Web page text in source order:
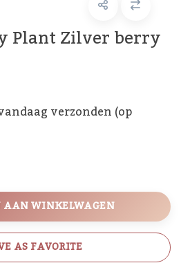
Plant Zilver berry
verzonden (op
AAN WINKELWAGEN
AS FAVORITE